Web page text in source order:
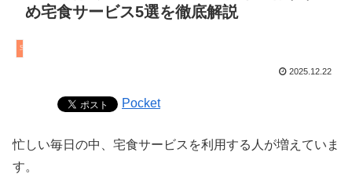
め宅食サービス5選を徹底解説
宅食
2025.12.22
Pocket
忙しい毎日の中、宅食サービスを利用する人が増えていま
す。